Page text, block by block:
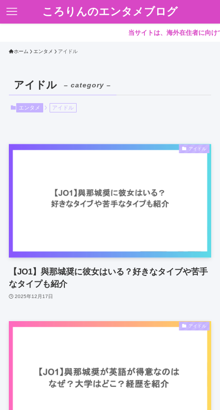
ころりんのエンタメブログ
当サイトは、海外在住者に向けて
ホーム エンタメ アイドル
アイドル – category –
エンタメ アイドル
アイドル
【JO1】與那城奨に彼女はいる？好きなタイブや苦手
なタイプも紹介
2025年12月17日
アイドル